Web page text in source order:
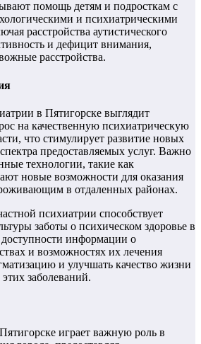
помощь детям и подросткам с
и психиатрическими
расстройства аутистического
и дефицит внимания,
расстройства.
в Пятигорске выглядит
на качественную психиатрическую
что стимулирует развитие новых
предоставляемых услуг. Важно
технологии, такие как
новые возможности для оказания
в отдаленных районах.
психиатрии способствует
заботы о психическом здоровье в
информации о
и возможностях их лечения
и улучшать качество жизни
заболеваний.
играет важную роль в